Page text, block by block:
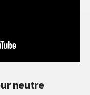
neutre